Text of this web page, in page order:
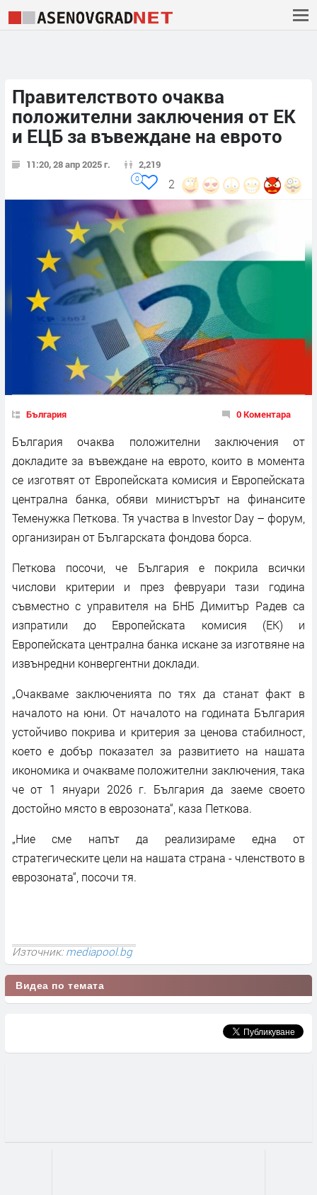
Правителството очаква
положителни заключения от ЕК
и ЕЦБ за въвеждане на еврото
11:20, 28 апр 2025 г. 2,219
2
0
България 0 Коментара
България очаква положителни заключения от
докладите за въвеждане на еврото, които в момента
се изготвят от Европейската комисия и Европейската
централна банка, обяви министърът на финансите
Теменужка Петкова. Тя участва в Investor Day – форум,
организиран от Българската фондова борса.
Петкова посочи, че България е покрила всички
числови критерии и през февруари тази година
съвместно с управителя на БНБ Димитър Радев са
изпратили до Европейската комисия (ЕК) и
Европейската централна банка искане за изготвяне на
извънредни конвергентни доклади.
„Очакваме заключенията по тях да станат факт в
началото на юни. От началото на годината България
устойчиво покрива и критерия за ценова стабилност,
което е добър показател за развитието на нашата
икономика и очакваме положителни заключения, така
че от 1 януари 2026 г. България да заеме своето
достойно място в еврозоната“, каза Петкова.
„Ние сме напът да реализираме една от
стратегическите цели на нашата страна - членството в
еврозоната“, посочи тя.
Източник:mediapool.bg
Видеа по темата